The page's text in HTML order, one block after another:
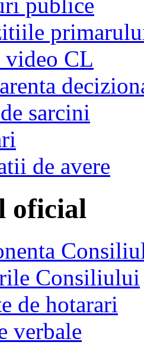
publice
CL
sarcini
de avere
oficial
Consiliului
de hotarari
verbale